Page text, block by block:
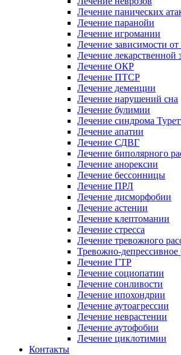
Лечение панических
Лечение паранойи
Лечение игромании
Лечение зависимости от
Лечение лекарственной
Лечение ОКР
Лечение ПТСР
Лечение деменции
Лечение нарушений сна
Лечение булимии
Лечение синдрома
Лечение апатии
Лечение СДВГ
Лечение биполярного
Лечение анорексии
Лечение бессонницы
Лечение ПРЛ
Лечение дисморфобии
Лечение астении
Лечение клептомании
Лечение стресса
Лечение тревожного
Тревожно-депрессивное
Лечение ГТР
Лечение социопатии
Лечение сонливости
Лечение ипохондрии
Лечение аутоагрессии
Лечение неврастении
Лечение аутофобии
Лечение циклотимии
Контакты